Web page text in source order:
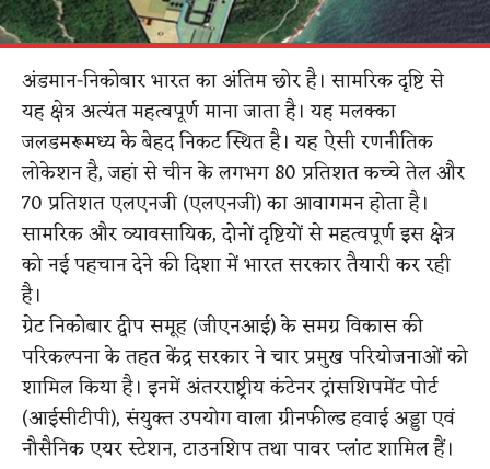
अंडमान-निकोबार भारत का अंतिम छोर है। सामरिक दृष्टि से
यह क्षेत्र अत्यंत महत्वपूर्ण माना जाता है। यह मलक्का
जलडमरूमध्य के बेहद निकट स्थित है। यह ऐसी रणनीतिक
लोकेशन है, जहां से चीन के लगभग 80 प्रतिशत कच्चे तेल और
70 प्रतिशत एलएनजी (एलएनजी) का आवागमन होता है।
सामरिक और व्यावसायिक, दोनों दृष्टियों से महत्वपूर्ण इस क्षेत्र
को नई पहचान देने की दिशा में भारत सरकार तैयारी कर रही
है।
ग्रेट निकोबार द्वीप समूह (जीएनआई) के समग्र विकास की
परिकल्पना के तहत केंद्र सरकार ने चार प्रमुख परियोजनाओं को
शामिल किया है। इनमें अंतरराष्ट्रीय कंटेनर ट्रांसशिपमेंट पोर्ट
(आईसीटीपी), संयुक्त उपयोग वाला ग्रीनफील्ड हवाई अड्डा एवं
नौसैनिक एयर स्टेशन, टाउनशिप तथा पावर प्लांट शामिल हैं।